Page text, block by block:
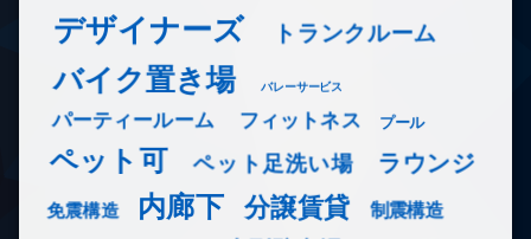
デザイナーズ トランクルーム
バイク置き場 バレーサービス
パーティールーム フィットネス プール
ペット可 ペット足洗い場 ラウンジ
免震構造 内廊下 分譲賃貸 制震構造